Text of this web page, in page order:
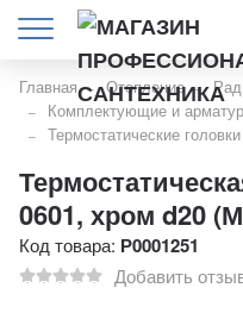
Главная Отопление
Комплектующие и
Термостатические головки
0601, хром d20
Код товара: Р0001251
Добавить